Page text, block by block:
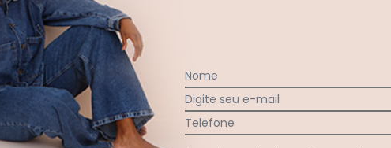
semjuros
Nome
Digite seu e-mail
Telefone